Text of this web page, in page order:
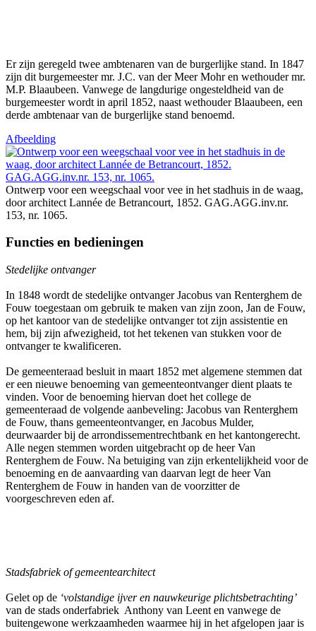
Er zijn geregeld twee ambtenaren van de burgerlijke stand. In 1847
zijn dit burgemeester mr. J.C. van der Meer Mohr en wethouder mr.
M.P. Blaaubeen. Vanwege de langdurige ongesteldheid van de
burgemeester wordt in april 1852, naast wethouder Blaaubeen, een
derde ambtenaar van de burgerlijke stand benoemd.
Afbeelding
Ontwerp voor een weegschaal voor vee in het stadhuis in de waag,
door architect Lannée de Betrancourt, 1852. GAG.AGG.inv.nr.
153, nr. 1065.
Functies en bedieningen
Stedelijke ontvanger
In 1848 wordt de stedelijke ontvanger Jacobus van Renterghem de
Fouw toegestaan om gebruik te maken van zijn zoon, Jan de Fouw,
op het kantoor van de stedelijke ontvanger tot zijn assistentie en
hem, bij zijn afwezigheid, tot het tekenen van stukken voor de
ontvanger te kwalificeren.
De gemeenteraad besluit in maart 1852 met algemene stemmen dat
er een nieuwe benoeming van gemeenteontvanger dient plaats te
vinden. Voor de benoeming hiervan doet het college de
gemeenteraad de volgende aanbeveling: Jacobus van Renterghem
de Fouw, thans gemeenteontvanger, en Jacobus Mulder,
deurwaarder bij de arrondissementrechtbank en het kantongerecht.
Alle negen stemmen worden uitgebracht op de heer Van
Renterghem de Fouw. Na betuiging van zijn erkentelijkheid voor de
benoeming en de aanvaarding van daarvan legt de heer Van
Renterghem de Fouw in handen van de voorzitter de
voorgeschreven eden af.
Stadsfabriek of gemeentearchitect
Gelet op de ‘volstandige ijver en nauwkeurige plichtsbetrachting’
van de stads onderfabriek Anthony van Leent en vanwege de
buitengewone werkzaamheden waarmee hij in het afgelopen jaar is